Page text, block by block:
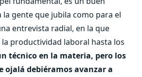
gente que jubila como para el
entrevista radial, en la que
productividad laboral hasta los
técnico en la materia, pero los
ojalá debiéramos avanzar a